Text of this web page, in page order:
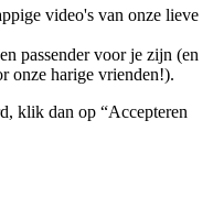
video's van onze lieve
passender voor je zijn (en
onze harige vrienden!).
klik dan op “Accepteren